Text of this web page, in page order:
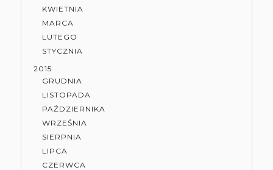
KWIETNIA
MARCA
LUTEGO
STYCZNIA
2015
GRUDNIA
LISTOPADA
PAŹDZIERNIKA
WRZEŚNIA
SIERPNIA
LIPCA
CZERWCA